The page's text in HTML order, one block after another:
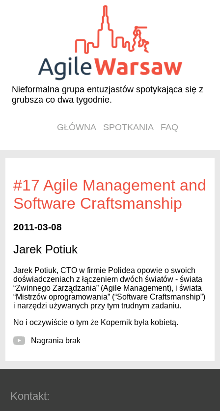
Nieformalna grupa entuzjastów spotykająca się z
grubsza co dwa tygodnie.
GŁÓWNA SPOTKANIA FAQ
#17 Agile Management and
Software Craftsmanship
2011-03-08
Jarek Potiuk
Jarek Potiuk, CTO w firmie Polidea opowie o swoich
doświadczeniach z łączeniem dwóch światów - świata
“Zwinnego Zarządzania” (Agile Management), i świata
“Mistrzów oprogramowania” (“Software Craftsmanship”)
i narzędzi używanych przy tym trudnym zadaniu.
No i oczywiście o tym że Kopernik była kobietą.
Nagrania brak
Kontakt: